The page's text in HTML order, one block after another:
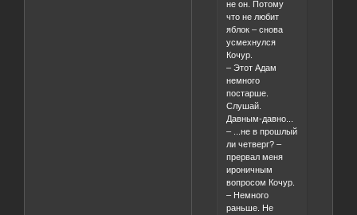
не он. Потому
что не любит
яблок – снова
усмехнулся
Кочур.
– Этот Адам
немного
постарше.
Слушай.
Давным-давно...
– ...не в прошлый
ли четверг? –
прервал меня
ироничным
вопросом Кочур.
– Немного
раньше. Не